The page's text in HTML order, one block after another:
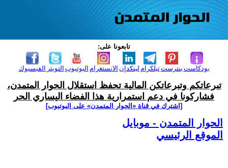
تابعونا على:
الفيسبوك التويتر اليوتيوب الانستغرام لينكدإن تيلكرامبنترست بودكاست
تبرعاتكم وتبرعاتكن المالية تحفظ استقلال الحوار المتمدن،
فشاركونا في دعم استمرارية هذا الفضاء اليساري الحر
[اشترك في قناة ‫«الحوار المتمدن» على اليوتيوب]
الحوار المتمدن - موبايل
الموقع الرئيسي